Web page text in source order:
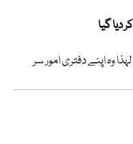
دیا گیا
وہ اپنے دفتری امور سر